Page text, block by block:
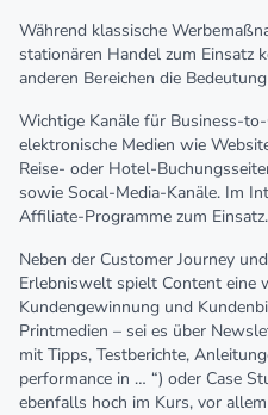
Während klassische
stationären Handel zum Einsatz
anderen Bereichen die
Wichtige Kanäle für Business-
elektronische Medien wie
Reise- oder Hotel-
sowie Socal-Media-Kanäle. Im
Affiliate-Programme zum Einsatz.
Neben der Customer Journey
Erlebniswelt spielt Content eine
Kundengewinnung und
Printmedien – sei es über
mit Tipps, Testberichte,
performance in … “) oder Case
ebenfalls hoch im Kurs, vor